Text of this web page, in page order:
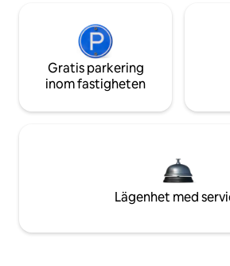
Gratis parkering
inom fastigheten
Lägenhet med